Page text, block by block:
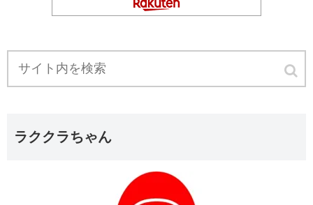
ラククラちゃん